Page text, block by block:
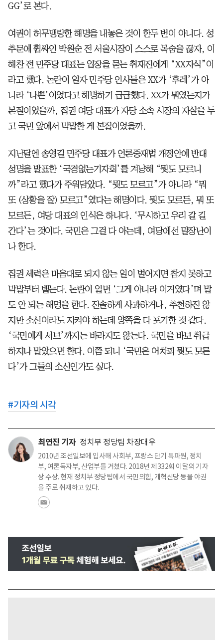
GG’로 본다.
여권이 허무맹랑한 해명을 내놓은 것이 한두 번이 아니다. 성
추문에 휩싸인 박원순 전 서울시장이 스스로 목숨을 끊자, 이
해찬 전 민주당 대표는 입장을 묻는 취재진에게 “XX자식”이
라고 했다. 논란이 일자 민주당 인사들은 XX가 ‘후레’가 아
니라 ‘나쁜’이었다고 해명하기 급급했다. XX가 뭐였는지가
본질이었을까, 집권 여당 대표가 자당 소속 시장의 자살을 두
고 국민 앞에서 막말한 게 본질이었을까.
지난달엔 송영길 민주당 대표가 언론중재법 개정안에 반대
성명을 발표한 ‘국경없는기자회’를 겨냥해 “뭣도 모르니
까”라고 했다가 주워담았다. “뭣도 모르고”가 아니라 “뭐
또 (상황을 잘) 모르고”였다는 해명이다. 뭣도 모르든, 뭐 또
모르든, 여당 대표의 인식은 하나다. ‘무시하고 우리 갈 길
간다’는 것이다. 국민은 그걸 다 아는데, 여당에선 말장난이
나 한다.
집권 세력은 마음대로 되지 않는 일이 벌어지면 참지 못하고
막말부터 뱉는다. 논란이 일면 ‘그게 아니라 이거였다’며 말
도 안 되는 해명을 한다. 진솔하게 사과하거나, 추천하진 않
지만 소신이라도 지켜야 하는데 양쪽을 다 포기한 것 같다.
‘국민에게 서브’까지는 바라지도 않는다. 국민을 바보 취급
하지나 말았으면 한다. 이쯤 되니 ‘국민은 어차피 뭣도 모른
다’가 그들의 소신인가도 싶다.
#기자의 시각
최연진 기자 정치부 정당팀 차장대우
2010년 조선일보에 입사해 사회부, 프랑스 단기 특파원, 정치
부, 여론독자부, 산업부를 거쳤다. 2018년 제332회 이달의 기자
상 수상. 현재 정치부 정당팀에서 국민의힘, 개혁신당 등을 야권
을 주로 취재하고 있다.